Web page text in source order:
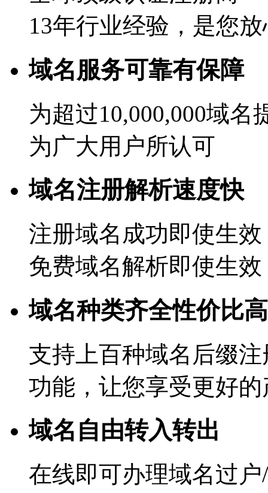
13年行业经验，是您
域名服务可靠有保障
为超过10,000,000域名
为广大用户所认可
域名注册解析速度快
注册域名成功即使生效
免费域名解析即使生效
域名种类齐全性价比高
支持上百种域名后缀
功能，让您享受更好
域名自由转入转出
在线即可办理域名过